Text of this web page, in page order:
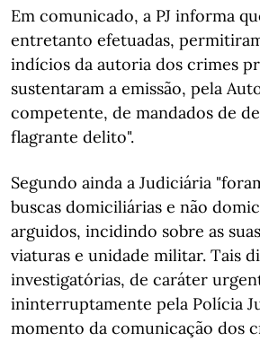
Em comunicado, a PJ informa
entretanto efetuadas,
indícios da autoria dos crimes
sustentaram a emissão, pela
competente, de mandados de
flagrante delito".
Segundo ainda a Judiciária
buscas domiciliárias e não
arguidos, incidindo sobre as
viaturas e unidade militar. Tais
investigatórias, de caráter
ininterruptamente pela Polícia
momento da comunicação dos